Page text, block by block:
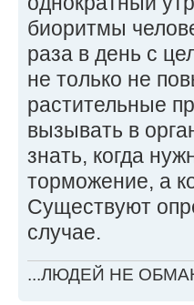
биоритмы
раза в день с
не только не
растительные
вызывать в
знать, когда
торможение, а
Существуют
случае.
...ЛЮДЕЙ НЕ